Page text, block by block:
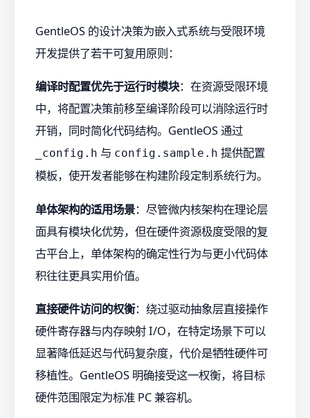
GentleOS 的设计决策为嵌入式系统与受限环境
开发提供了若干可复用原则：
编译时配置优先于运行时模块：在资源受限环境
中，将配置决策前移至编译阶段可以消除运行时
开销，同时简化代码结构。GentleOS 通过
_config.h 与 config.sample.h 提供配置
模板，使开发者能够在构建阶段定制系统行为。
单体架构的适用场景：尽管微内核架构在理论层
面具有模块化优势，但在硬件资源极度受限的复
古平台上，单体架构的确定性行为与更小代码体
积往往更具实用价值。
直接硬件访问的权衡：绕过驱动抽象层直接操作
硬件寄存器与内存映射 I/O，在特定场景下可以
显著降低延迟与代码复杂度，代价是牺牲硬件可
移植性。GentleOS 明确接受这一权衡，将目标
硬件范围限定为标准 PC 兼容机。